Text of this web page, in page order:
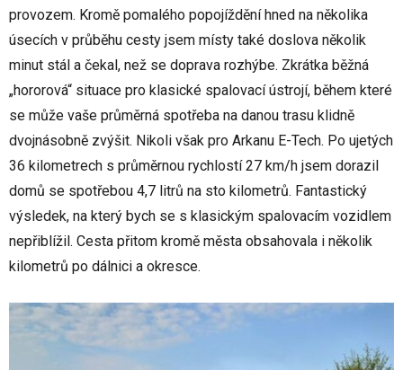
provozem. Kromě pomalého popojíždění hned na několika
úsecích v průběhu cesty jsem místy také doslova několik
minut stál a čekal, než se doprava rozhýbe. Zkrátka běžná
„hororová“ situace pro klasické spalovací ústrojí, během které
se může vaše průměrná spotřeba na danou trasu klidně
dvojnásobně zvýšit. Nikoli však pro Arkanu E-Tech. Po ujetých
36 kilometrech s průměrnou rychlostí 27 km/h jsem dorazil
domů se spotřebou 4,7 litrů na sto kilometrů. Fantastický
výsledek, na který bych se s klasickým spalovacím vozidlem
nepřiblížil. Cesta přitom kromě města obsahovala i několik
kilometrů po dálnici a okresce.